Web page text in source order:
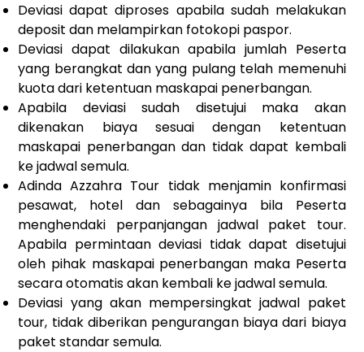
Deviasi dapat diproses apabila sudah melakukan
deposit dan melampirkan fotokopi paspor.
Deviasi dapat dilakukan apabila jumlah Peserta
yang berangkat dan yang pulang telah memenuhi
kuota dari ketentuan maskapai penerbangan.
Apabila deviasi sudah disetujui maka akan
dikenakan biaya sesuai dengan ketentuan
maskapai penerbangan dan tidak dapat kembali
ke jadwal semula.
Adinda Azzahra Tour tidak menjamin konfirmasi
pesawat, hotel dan sebagainya bila Peserta
menghendaki perpanjangan jadwal paket tour.
Apabila permintaan deviasi tidak dapat disetujui
oleh pihak maskapai penerbangan maka Peserta
secara otomatis akan kembali ke jadwal semula.
Deviasi yang akan mempersingkat jadwal paket
tour, tidak diberikan pengurangan biaya dari biaya
paket standar semula.